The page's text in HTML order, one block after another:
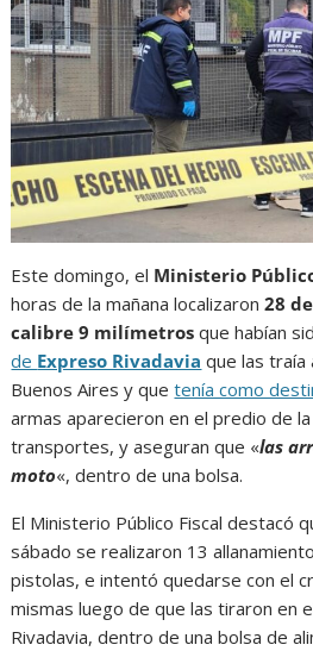
Este domingo, el Ministerio
horas de la mañana localizaron28
calibre 9 milímetros que habían
de Expreso Rivadavia que las
Buenos Aires y quetenía como
armas aparecieron en el predio de
transportes, y aseguran que «las
moto«, dentro de una bolsa.
El Ministerio Público Fiscal destacó
sábado se realizaron 13
pistolas, e intentó quedarse con el
mismas luego de que las tiraron en
Rivadavia, dentro de una bolsa de